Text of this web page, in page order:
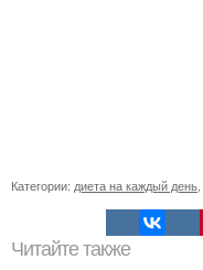
Категории: диета на каждый день
Читайте также